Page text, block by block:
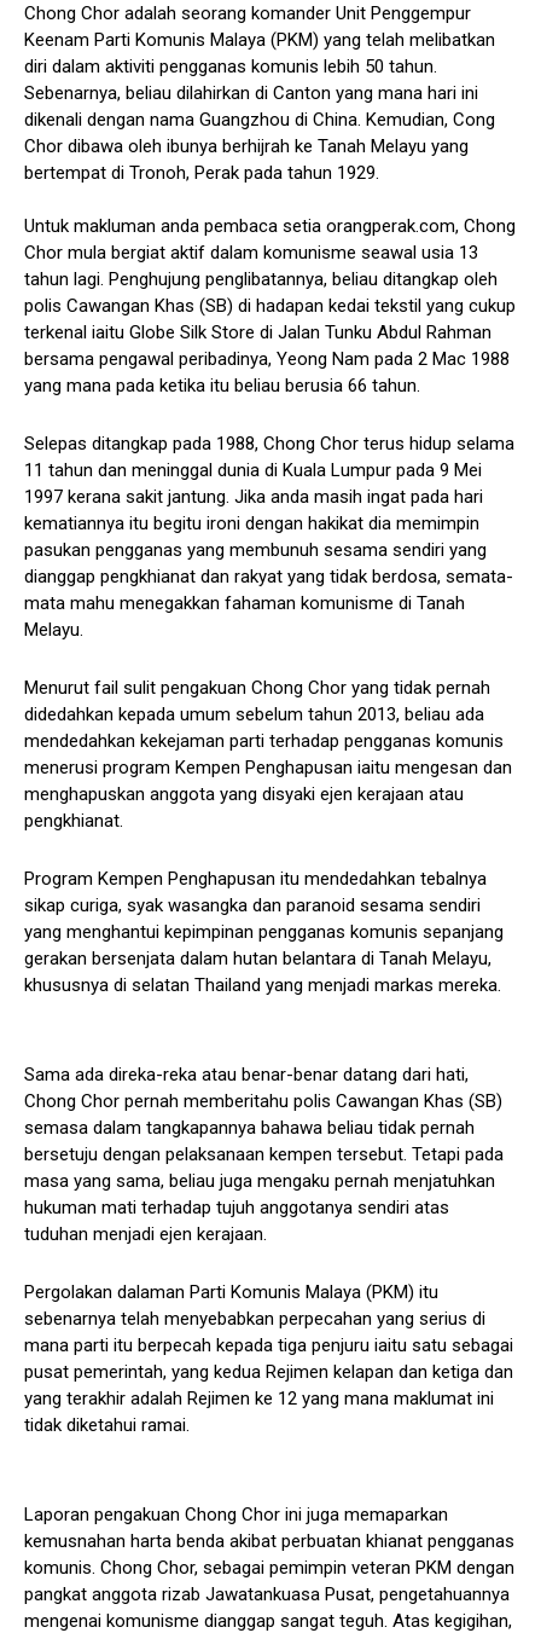
Chong Chor adalah seorang komander Unit Penggempur
Keenam Parti Komunis Malaya (PKM) yang telah melibatkan
diri dalam aktiviti pengganas komunis lebih 50 tahun.
Sebenarnya, beliau dilahirkan di Canton yang mana hari ini
dikenali dengan nama Guangzhou di China. Kemudian, Cong
Chor dibawa oleh ibunya berhijrah ke Tanah Melayu yang
bertempat di Tronoh, Perak pada tahun 1929.
Untuk makluman anda pembaca setia orangperak.com, Chong
Chor mula bergiat aktif dalam komunisme seawal usia 13
tahun lagi. Penghujung penglibatannya, beliau ditangkap oleh
polis Cawangan Khas (SB) di hadapan kedai tekstil yang cukup
terkenal iaitu Globe Silk Store di Jalan Tunku Abdul Rahman
bersama pengawal peribadinya, Yeong Nam pada 2 Mac 1988
yang mana pada ketika itu beliau berusia 66 tahun.
Selepas ditangkap pada 1988, Chong Chor terus hidup selama
11 tahun dan meninggal dunia di Kuala Lumpur pada 9 Mei
1997 kerana sakit jantung. Jika anda masih ingat pada hari
kematiannya itu begitu ironi dengan hakikat dia memimpin
pasukan pengganas yang membunuh sesama sendiri yang
dianggap pengkhianat dan rakyat yang tidak berdosa, semata-
mata mahu menegakkan fahaman komunisme di Tanah
Melayu.
Menurut fail sulit pengakuan Chong Chor yang tidak pernah
didedahkan kepada umum sebelum tahun 2013, beliau ada
mendedahkan kekejaman parti terhadap pengganas komunis
menerusi program Kempen Penghapusan iaitu mengesan dan
menghapuskan anggota yang disyaki ejen kerajaan atau
pengkhianat.
Program Kempen Penghapusan itu mendedahkan tebalnya
sikap curiga, syak wasangka dan paranoid sesama sendiri
yang menghantui kepimpinan pengganas komunis sepanjang
gerakan bersenjata dalam hutan belantara di Tanah Melayu,
khususnya di selatan Thailand yang menjadi markas mereka.
Sama ada direka-reka atau benar-benar datang dari hati,
Chong Chor pernah memberitahu polis Cawangan Khas (SB)
semasa dalam tangkapannya bahawa beliau tidak pernah
bersetuju dengan pelaksanaan kempen tersebut. Tetapi pada
masa yang sama, beliau juga mengaku pernah menjatuhkan
hukuman mati terhadap tujuh anggotanya sendiri atas
tuduhan menjadi ejen kerajaan.
Pergolakan dalaman Parti Komunis Malaya (PKM) itu
sebenarnya telah menyebabkan perpecahan yang serius di
mana parti itu berpecah kepada tiga penjuru iaitu satu sebagai
pusat pemerintah, yang kedua Rejimen kelapan dan ketiga dan
yang terakhir adalah Rejimen ke 12 yang mana maklumat ini
tidak diketahui ramai.
Laporan pengakuan Chong Chor ini juga memaparkan
kemusnahan harta benda akibat perbuatan khianat pengganas
komunis. Chong Chor, sebagai pemimpin veteran PKM dengan
pangkat anggota rizab Jawatankuasa Pusat, pengetahuannya
mengenai komunisme dianggap sangat teguh. Atas kegigihan,